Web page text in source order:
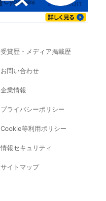
受賞歴・メディア掲載歴
お問い合わせ
企業情報
プライバシーポリシー
Cookie等利用ポリシー
情報セキュリティ
サイトマップ